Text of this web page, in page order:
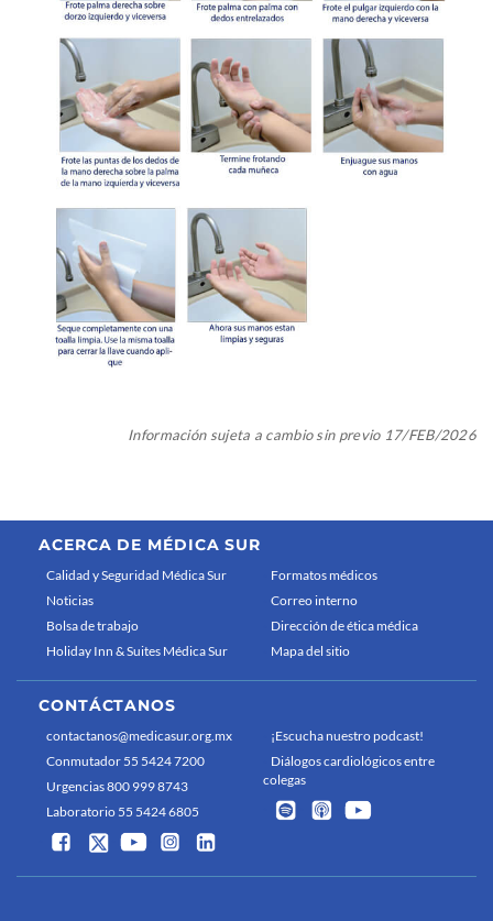
Información sujeta a cambio sin previo 17/FEB/2026
ACERCA DE MÉDICA SUR
Calidad y Seguridad Médica Sur
Noticias
Bolsa de trabajo
Holiday Inn & Suites Médica Sur
Formatos médicos
Correo interno
Dirección de ética médica
Mapa del sitio
CONTÁCTANOS
contactanos@medicasur.org.mx
Conmutador 55 5424 7200
Urgencias 800 999 8743
Laboratorio 55 5424 6805
¡Escucha nuestro podcast!
Diálogos cardiológicos entre
colegas